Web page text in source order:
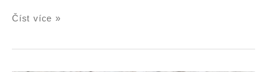
Číst více »